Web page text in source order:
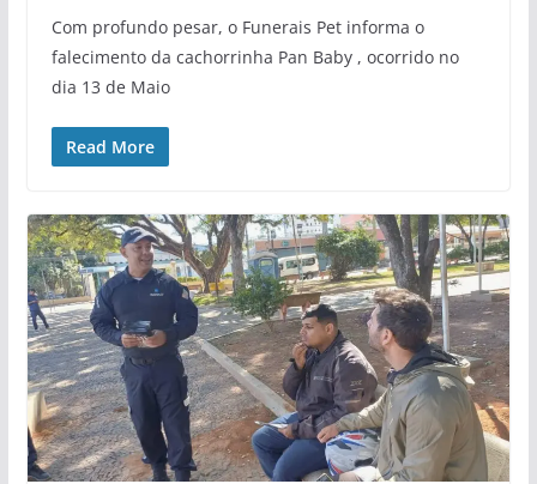
Com profundo pesar, o Funerais Pet informa o
falecimento da cachorrinha Pan Baby , ocorrido no
dia 13 de Maio
Read More